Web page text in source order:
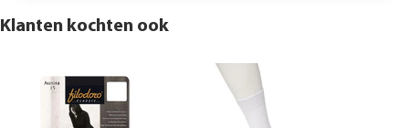
Klanten kochten ook